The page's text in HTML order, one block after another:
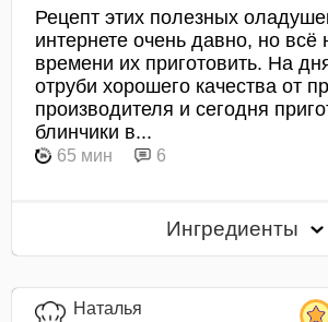
Рецепт этих полезных
интернете очень давно, но всё
времени их приготовить. На
отруби хорошего качества от
производителя и сегодня
блинчики в...
65 мин 6
Ингредиенты
Наталья